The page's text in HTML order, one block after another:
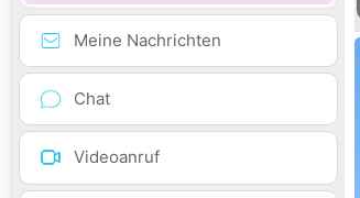
Meine Nachrichten
Chat
Videoanruf